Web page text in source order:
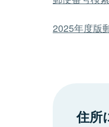
2025年度版
住所